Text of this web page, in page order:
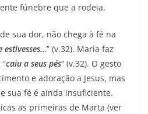
fúnebre que a rodeia.
sua dor, não chega à fé na
estivesses…” (v.32). Maria faz
caiu a seus pés” (v.32). O gesto
e adoração a Jesus, mas
sua fé é ainda insuficiente.
as primeiras de Marta (ver